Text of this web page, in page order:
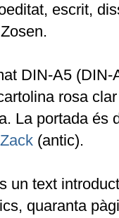
escrit,
DIN-A5
rosa
La portada és
(antic).
un text
quaranta